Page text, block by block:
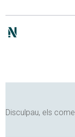
Disculpau, els